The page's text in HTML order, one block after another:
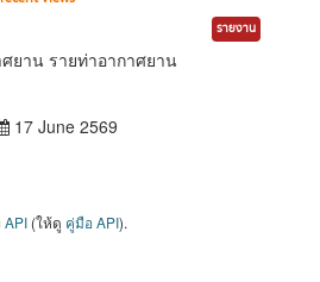
รายงาน
ยาน รายท่าอากาศยาน
17 June 2569
API (ให้ดู คู่มือ API).